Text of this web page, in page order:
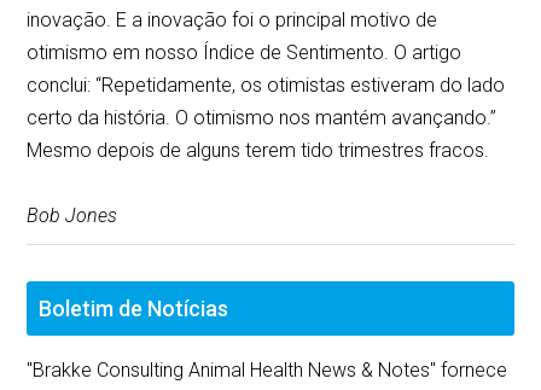
inovação. E a inovação foi o principal motivo de
otimismo em nosso Índice de Sentimento. O artigo
conclui: “Repetidamente, os otimistas estiveram do lado
certo da história. O otimismo nos mantém avançando.”
Mesmo depois de alguns terem tido trimestres fracos.
Bob Jones
Boletim de Notícias
"Brakke Consulting Animal Health News & Notes" fornece